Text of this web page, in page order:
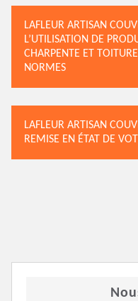
LAFLEUR ARTISAN
L’UTILISATION DE
CHARPENTE ET
NORMES
LAFLEUR ARTISAN
REMISE EN ÉTAT DE